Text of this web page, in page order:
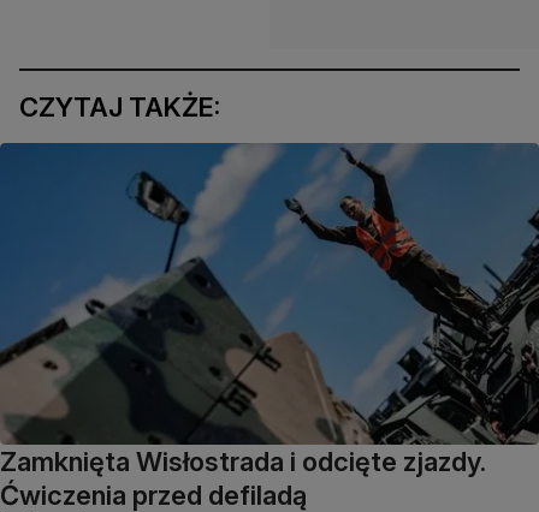
CZYTAJ TAKŻE:
Zamknięta Wisłostrada i odcięte zjazdy.
Ćwiczenia przed defiladą